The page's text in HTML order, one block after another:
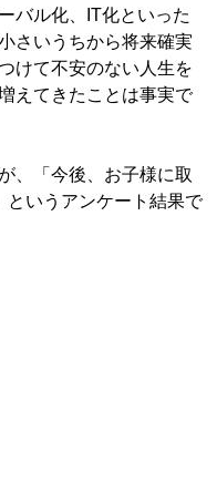
バル化、IT化といった
さいうちから将来確実
けて不安のない人生を
えてきたことは事実で
、「今後、お子様に取
というアンケート結果で